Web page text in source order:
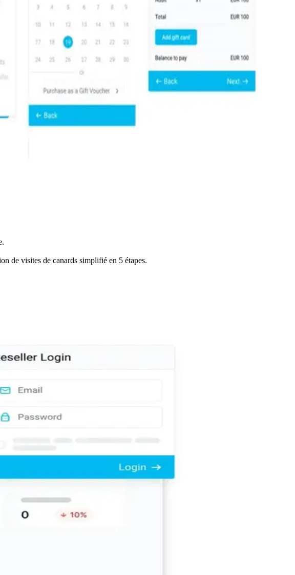
de visites de canards simplifié en 5 étapes.